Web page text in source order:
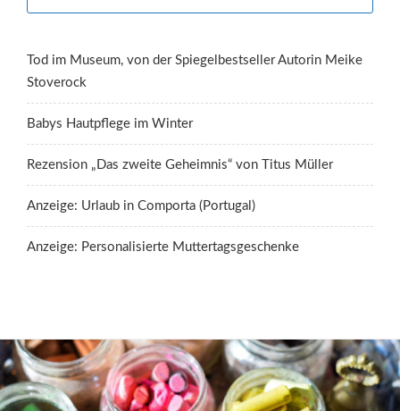
Tod im Museum, von der Spiegelbestseller Autorin Meike
Stoverock
Babys Hautpflege im Winter
Rezension „Das zweite Geheimnis“ von Titus Müller
Anzeige: Urlaub in Comporta (Portugal)
Anzeige: Personalisierte Muttertagsgeschenke